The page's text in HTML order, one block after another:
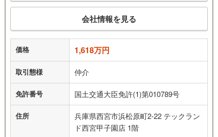
会社情報を見る
価格 1,618万円
取引態様 仲介
免許番号 国土交通大臣免許(1)第010789号
住所
兵庫県西宮市浜松原町2-22 テックラン
ド西宮甲子園店 1階